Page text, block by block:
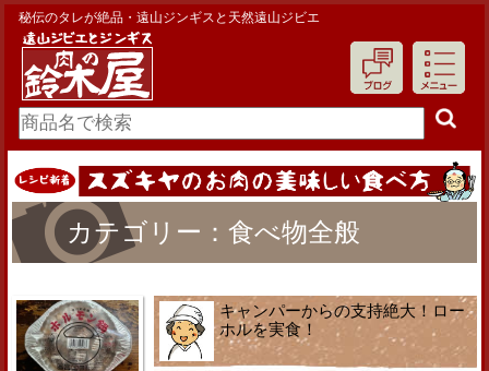
秘伝のタレが絶品・遠山ジンギスと天然遠山ジビエ
カテゴリー：食べ物全般
キャンパーからの支持絶大！ロー
ホルを実食！